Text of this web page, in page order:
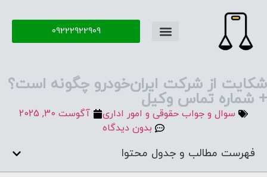
09222922909
شکایت از شرکت ایران‌خودرو چگونه است؟
+ شماره تماس وکیل
سوال و جواب حقوقی و امور اداری
آگوست 30, 2025
بدون دیدگاه
فهرست مطالب و جدول محتوا